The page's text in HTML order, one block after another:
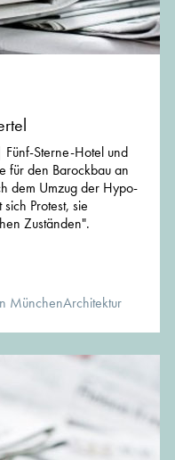
Sterne-Hotel und
für den Barockbau an
dem Umzug der Hypo-
Protest, sie
Zuständen".
MünchenArchitektur